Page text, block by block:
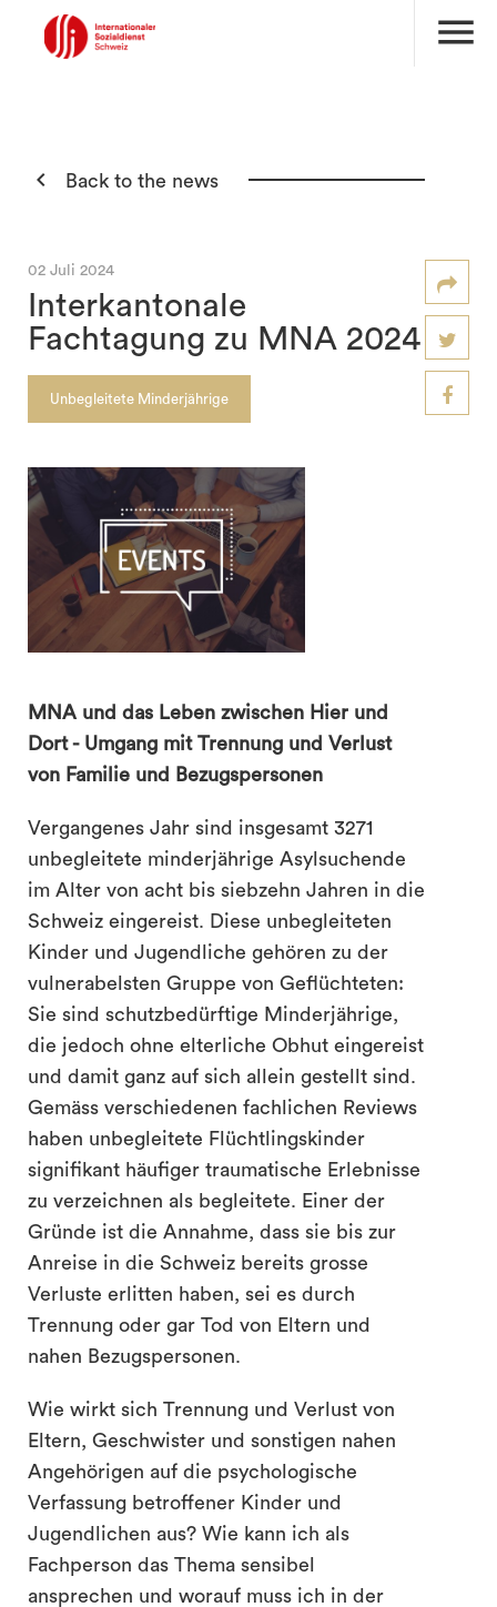
menu
search
 Back to the news
02 Juli 2024
Interkantonale
Fachtagung zu MNA 2024
Unbegleitete Minderjährige
MNA und das Leben zwischen Hier und
Dort - Umgang mit Trennung und Verlust
von Familie und Bezugspersonen
Vergangenes Jahr sind insgesamt 3271
unbegleitete minderjährige Asylsuchende
im Alter von acht bis siebzehn Jahren in die
Schweiz eingereist. Diese unbegleiteten
Kinder und Jugendliche gehören zu der
vulnerabelsten Gruppe von Geflüchteten:
Sie sind schutzbedürftige Minderjährige,
die jedoch ohne elterliche Obhut eingereist
und damit ganz auf sich allein gestellt sind.
Gemäss verschiedenen fachlichen Reviews
haben unbegleitete Flüchtlingskinder
signifikant häufiger traumatische Erlebnisse
zu verzeichnen als begleitete. Einer der
Gründe ist die Annahme, dass sie bis zur
Anreise in die Schweiz bereits grosse
Verluste erlitten haben, sei es durch
Trennung oder gar Tod von Eltern und
nahen Bezugspersonen.
Wie wirkt sich Trennung und Verlust von
Eltern, Geschwister und sonstigen nahen
Angehörigen auf die psychologische
Verfassung betroffener Kinder und
Jugendlichen aus? Wie kann ich als
Fachperson das Thema sensibel
ansprechen und worauf muss ich in der